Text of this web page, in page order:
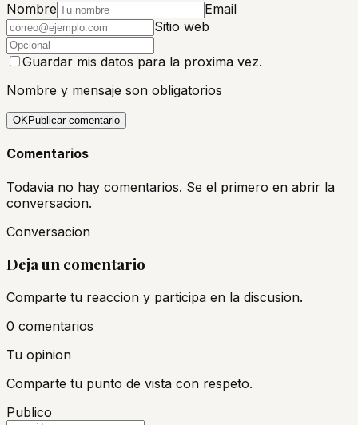
Nombre
Email
Sitio web
Guardar mis datos para la proxima vez.
Nombre y mensaje son obligatorios
OKPublicar comentario
Comentarios
Todavia no hay comentarios. Se el primero en abrir la
conversacion.
Conversacion
Deja un comentario
Comparte tu reaccion y participa en la discusion.
0 comentarios
Tu opinion
Comparte tu punto de vista con respeto.
Publico